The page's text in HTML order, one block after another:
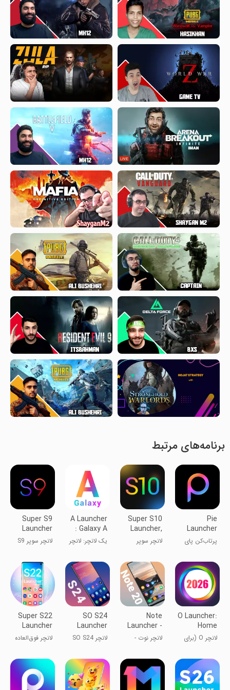
برنامه‌های مرتبط
Pie
Launcher
version
2026
پرتاب‌کن پای
Super S10
Launcher,
Galaxy S10
لانچر سوپر
S10
A Launcher
: Galaxy A
Launcher
یک لانچر: لانچر
Super S9
Launcher
for Galaxy
لانچر سوپر S9
O Launcher:
Home
Screenلانچر O (برای
Note
Launcher -
Galaxy
Note20
لانچر نوت -
SO S24
Launcher
for Galaxy
لانچر SO S24
Super S22
Launcher
لانچر فوق‌العاده